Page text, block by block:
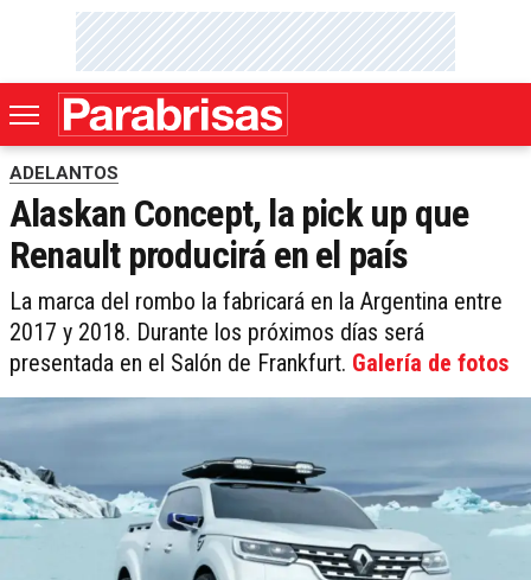
ADELANTOS
Alaskan Concept, la pick up que
Renault producirá en el país
La marca del rombo la fabricará en la Argentina entre
2017 y 2018. Durante los próximos días será
presentada en el Salón de Frankfurt. Galería de fotos